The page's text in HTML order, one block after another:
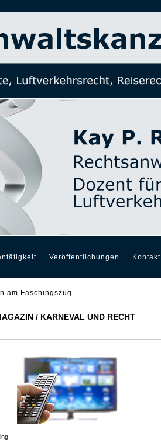
Veröffentlichungen Kontakt
am Faschingszug
/ KARNEVAL UND RECHT